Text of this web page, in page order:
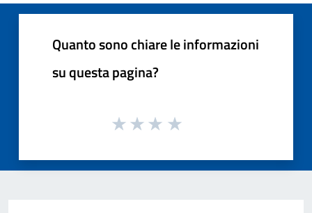
Quanto sono chiare le informazioni
su questa pagina?